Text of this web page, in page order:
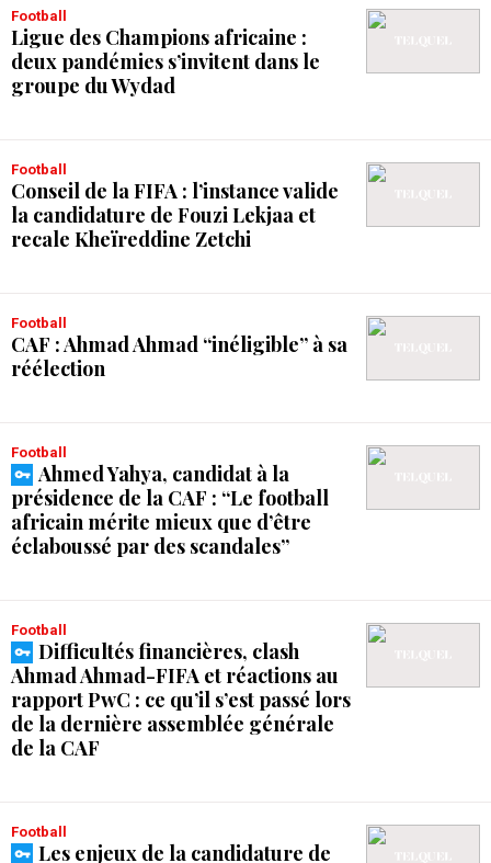
Football
Ligue des Champions africaine :
deux pandémies s’invitent dans le
groupe du Wydad
Football
Conseil de la FIFA : l’instance valide
la candidature de Fouzi Lekjaa et
recale Kheïreddine Zetchi
Football
CAF : Ahmad Ahmad “inéligible” à sa
réélection
Football
Ahmed Yahya, candidat à la
présidence de la CAF : “Le football
africain mérite mieux que d’être
éclaboussé par des scandales”
Football
Difficultés financières, clash
Ahmad Ahmad-FIFA et réactions au
rapport PwC : ce qu’il s’est passé lors
de la dernière assemblée générale
de la CAF
Football
Les enjeux de la candidature de